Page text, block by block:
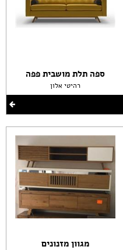
ספה תלת מושבית פפה
רהיטי אלון
מגוון מזנונים